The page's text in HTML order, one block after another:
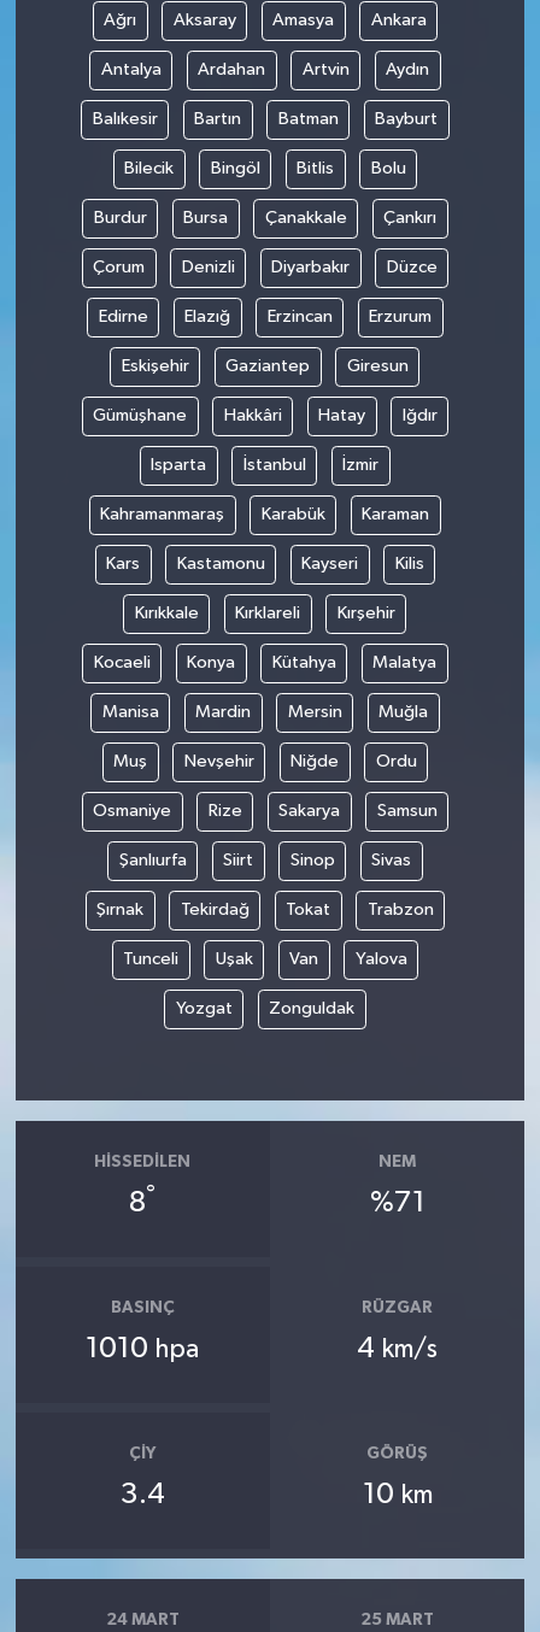
Ağrı Aksaray Amasya Ankara
Antalya Ardahan Artvin Aydın
Balıkesir Bartın Batman Bayburt
Bilecik Bingöl Bitlis Bolu
Burdur Bursa Çanakkale Çankırı
Çorum Denizli Diyarbakır Düzce
Edirne Elazığ Erzincan Erzurum
Eskişehir Gaziantep Giresun
Gümüşhane Hakkâri Hatay Iğdır
Isparta İstanbul İzmir
Kahramanmaraş Karabük Karaman
Kars Kastamonu Kayseri Kilis
Kırıkkale Kırklareli Kırşehir
Kocaeli Konya Kütahya Malatya
Manisa Mardin Mersin Muğla
Muş Nevşehir Niğde Ordu
Osmaniye Rize Sakarya Samsun
Şanlıurfa Siirt Sinop Sivas
Şırnak Tekirdağ Tokat Trabzon
Tunceli Uşak Van Yalova
Yozgat Zonguldak
HISSEDILEN
8°
NEM
%71
BASINÇ
1010 hpa
RÜZGAR
4 km/s
ÇIY
3.4
GÖRÜŞ
10 km
24 MART 25 MART